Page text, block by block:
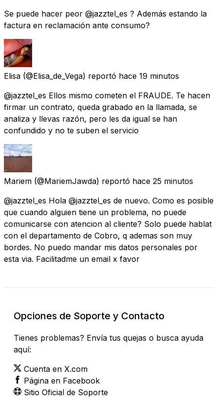
Se puede hacer peor @jazztel_es ? Además estando la
factura en reclamación ante consumo?
Elisa (@Elisa_de_Vega) reportó hace 19 minutos
@jazztel_es Ellos mismo cometen el FRAUDE. Te hacen
firmar un contrato, queda grabado en la llamada, se
analiza y llevas razón, pero les da igual se han
confundido y no te suben el servicio
Mariem (@MariemJawda) reportó hace 25 minutos
@jazztel_es Hola @jazztel_es de nuevo. Como es posible
que cuando alguien tiene un problema, no puede
comunicarse con atencion al cliente? Solo puede hablat
con el departamento de Cobro, q ademas son muy
bordes. No puedo mandar mis datos personales por
esta via. Facilitadme un email x favor
Opciones de Soporte y Contacto
Tienes problemas? Envía tus quejas o busca ayuda
aquí:
Cuenta en X.com
Página en Facebook
Sitio Oficial de Soporte